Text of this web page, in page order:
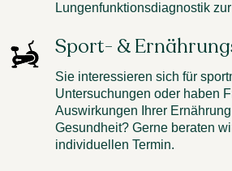
Lungenfunktionsdiagnostik
Sport- &
Sie interessieren sich für
Untersuchungen oder haben
Auswirkungen Ihrer
Gesundheit? Gerne beraten
individuellen Termin.